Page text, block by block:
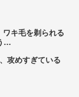
ワキ毛を剃られる
…
攻めすぎている